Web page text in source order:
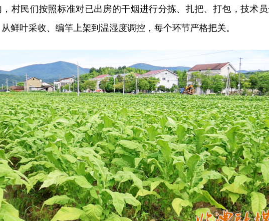
村民们按照标准对已出房的干烟进行分拣、扎把、打包，技术
鲜叶采收、编竿上架到温湿度调控，每个环节严格把关。